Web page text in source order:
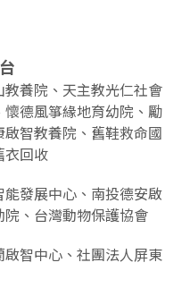
教養院 、 天主教光仁社會
懷德風箏緣地育幼院 、 勵
啟智教養院 、 舊鞋救命國
衣回收
能發展中心 、 南投德安啟
院 、 台灣動物保護協會
啟智中心 、 社團法人屏東